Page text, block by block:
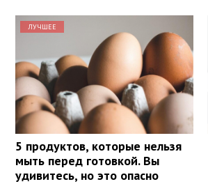
ЛУЧШЕЕ
5 продуктов, которые нельзя
мыть перед готовкой. Вы
удивитесь, но это опасно